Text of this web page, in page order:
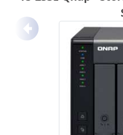
Anterior